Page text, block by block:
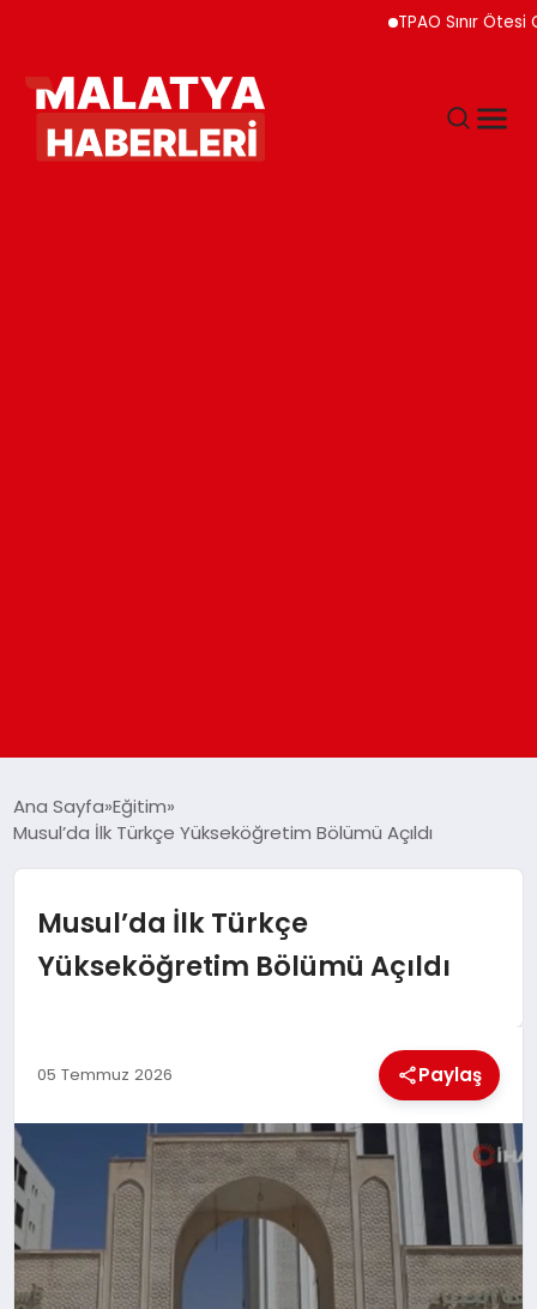
TPAO Sınır Ötesi
DÜNYA
EKONOMI
MAGAZIN
SAĞLIK
SIYASET
Ana Sayfa Eğitim
Musul’da İlk Türkçe Yükseköğretim Bölümü Açıldı
Musul’da İlk Türkçe
Yükseköğretim Bölümü Açıldı
05 Temmuz 2026 Paylaş